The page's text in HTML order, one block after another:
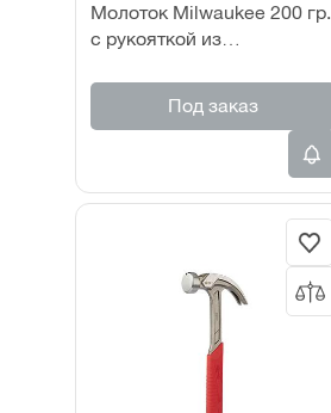
Молоток Milwaukee 200 гр.
с рукояткой из
Под заказ